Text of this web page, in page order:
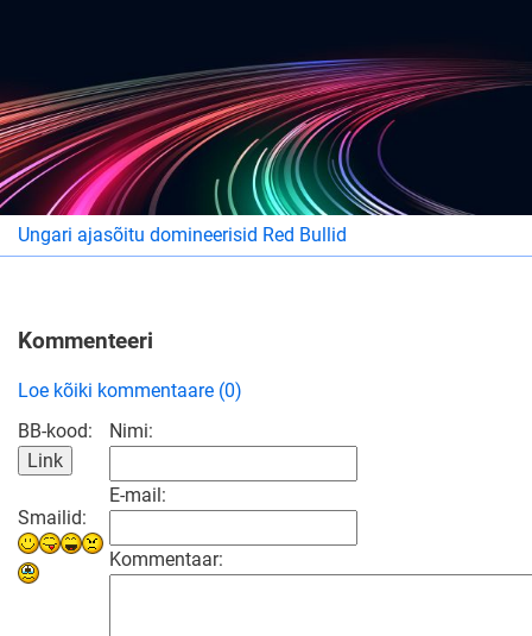
Ungari ajasõitu domineerisid Red Bullid
Kommenteeri
Loe kõiki kommentaare (0)
BB-kood:
Smailid:
Nimi:
E-mail:
Kommentaar: